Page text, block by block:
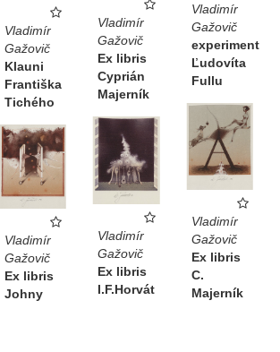
Vladimír
Gažovič
experiment
Ľudovíta
Fullu
Vladimír
Gažovič
Klauni
Františka
Tichého
Vladimír
Gažovič
Ex libris
Cyprián
Majerník
Vladimír
Gažovič
Ex libris
C.
Majerník
Vladimír
Gažovič
Ex libris
I.F.Horvát
Vladimír
Gažovič
Ex libris
Johny